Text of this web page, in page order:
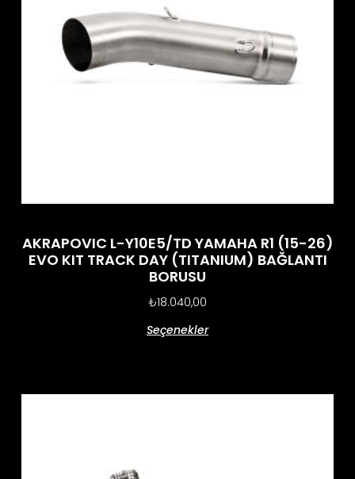
AKRAPOVIC L-Y10E5/TD YAMAHA R1 (15-26)
EVO KIT TRACK DAY (TITANIUM) BAĞLANTI
BORUSU
₺18.040,00
Seçenekler